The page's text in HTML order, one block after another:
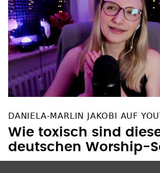
DANIELA-MARLIN JAKOBI AUF
Wie toxisch sind
deutschen Worship-